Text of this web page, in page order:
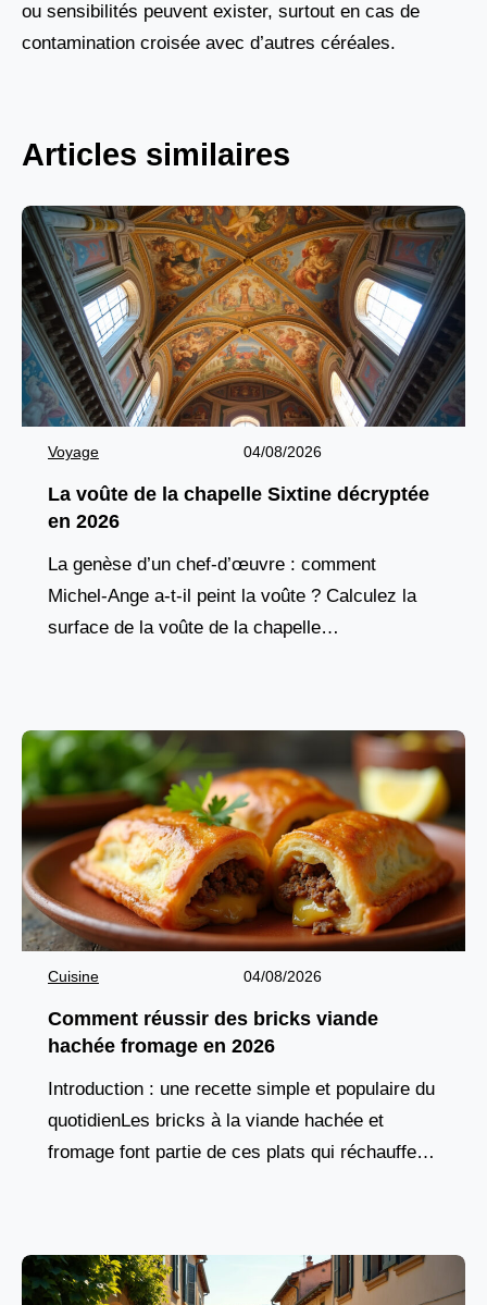
ou sensibilités peuvent exister, surtout en cas de
contamination croisée avec d’autres céréales.
Articles similaires
Voyage 04/08/2026
La voûte de la chapelle Sixtine décryptée
en 2026
La genèse d’un chef-d’œuvre : comment
Michel-Ange a-t-il peint la voûte ? Calculez la
surface de la voûte de la chapelle
Cuisine 04/08/2026
Comment réussir des bricks viande
hachée fromage en 2026
Introduction : une recette simple et populaire du
quotidienLes bricks à la viande hachée et
fromage font partie de ces plats qui réchauffent